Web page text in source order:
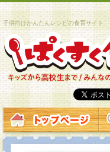
子供向けかんたんレシピの食育サイト